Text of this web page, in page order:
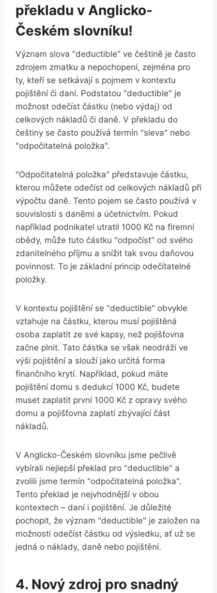
překladu v Anglicko-
Českém slovníku!
Význam slova "deductible" ve češtině je často
zdrojem zmatku a nepochopení, zejména pro
ty, kteří se setkávají s pojmem v kontextu
pojištění či daní. Podstatou "deductible" je
možnost odečíst částku (nebo výdaj) od
celkových nákladů či daně. V překladu do
češtiny se často používá termín "sleva" nebo
"odpočitatelná položka".
"Odpočitatelná položka" představuje částku,
kterou můžete odečíst od celkových nákladů při
výpočtu daně. Tento pojem se často používá v
souvislosti s daněmi a účetnictvím. Pokud
například podnikatel utratil 1000 Kč na firemní
obědy, může tuto částku "odpočíst" od svého
zdanitelného příjmu a snížit tak svou daňovou
povinnost. To je základní princip odečítatelné
položky.
V kontextu pojištění se "deductible" obvykle
vztahuje na částku, kterou musí pojištěná
osoba zaplatit ze své kapsy, než pojišťovna
začne plnit. Tato částka se však neodráží ve
výši pojištění a slouží jako určitá forma
finančního krytí. Například, pokud máte
pojištění domu s dedukcí 1000 Kč, budete
muset zaplatit první 1000 Kč z opravy svého
domu a pojišťovna zaplatí zbývající část
nákladů.
V Anglicko-Českém slovníku jsme pečlivě
vybírali nejlepší překlad pro "deductible" a
zvolili jsme termín "odpočitatelná položka".
Tento překlad je nejvhodnější v obou
kontextech – daní i pojištění. Je důležité
pochopit, že význam "deductible" je založen na
možnosti odečíst částku od výsledku, ať už se
jedná o náklady, daně nebo pojištění.
4. Nový zdroj pro snadný